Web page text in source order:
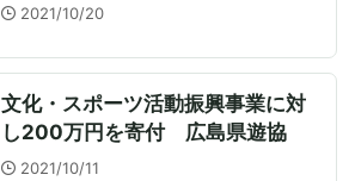
2021/10/20
文化・スポーツ活動振興事業に対
し200万円を寄付 広島県遊協
2021/10/11